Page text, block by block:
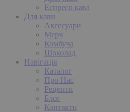
Еспресо кава
Для кави
Аксесуари
Мерч
Комбуча
Шоколад
Навігація
Каталог
Про Нас
Рецепти
Блог
Контакти